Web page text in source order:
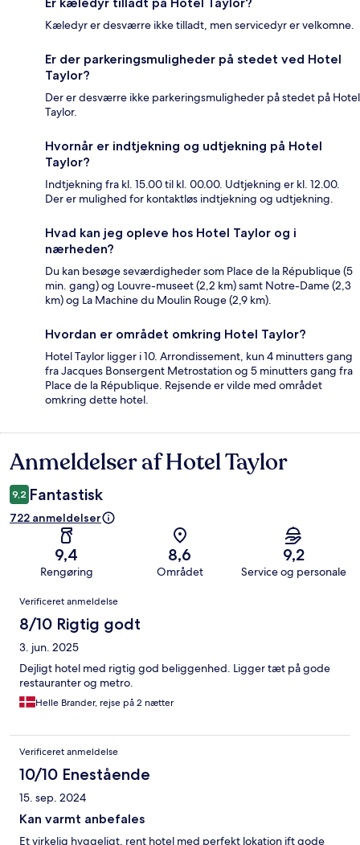
Kæledyr er desværre ikke tilladt, men servicedyr er velkomne.
Er der parkeringsmuligheder på stedet ved Hotel
Taylor?
Der er desværre ikke parkeringsmuligheder på stedet på Hotel
Taylor.
Hvornår er indtjekning og udtjekning på Hotel
Taylor?
Indtjekning fra kl. 15.00 til kl. 00.00. Udtjekning er kl. 12.00.
Der er mulighed for kontaktløs indtjekning og udtjekning.
Hvad kan jeg opleve hos Hotel Taylor og i
nærheden?
Du kan besøge seværdigheder som Place de la République (5
min. gang) og Louvre-museet (2,2 km) samt Notre-Dame (2,3
km) og La Machine du Moulin Rouge (2,9 km).
Hvordan er området omkring Hotel Taylor?
Hotel Taylor ligger i 10. Arrondissement, kun 4 minutters gang
fra Jacques Bonsergent Metrostation og 5 minutters gang fra
Place de la République. Rejsende er vilde med området
omkring dette hotel.
Anmeldelser
Anmeldelser af Hotel Taylor
9,2 Fantastisk
722 anmeldelser
9,4
Rengøring
8,6
Området
9,2
Service og personale
Anmeldelser
Verificeret anmeldelse
8/10 Rigtig godt
3. jun. 2025
Dejligt hotel med rigtig god beliggenhed. Ligger tæt på gode
restauranter og metro.
Helle Brander, rejse på 2 nætter
Verificeret anmeldelse
10/10 Enestående
15. sep. 2024
Kan varmt anbefales
Et virkelig hyggeligt, rent hotel med perfekt lokation ift gode